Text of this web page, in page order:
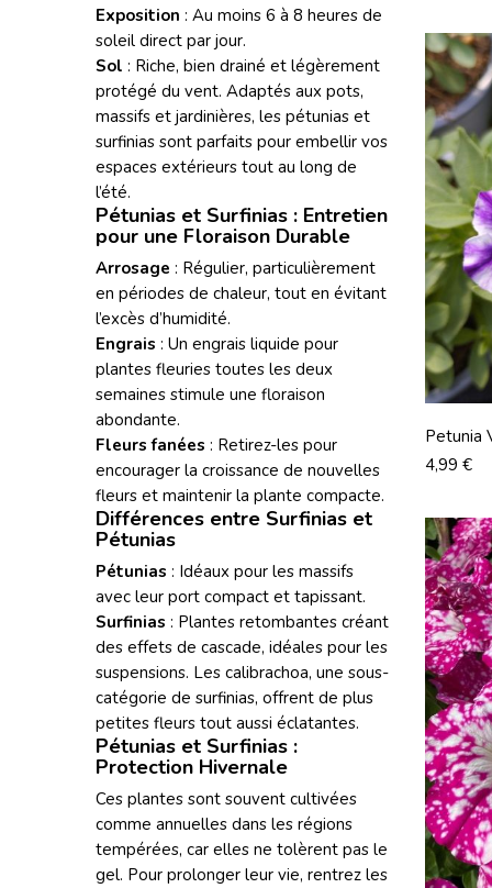
Exposition : Au moins 6 à 8 heures de
soleil direct par jour.
Sol : Riche, bien drainé et légèrement
protégé du vent. Adaptés aux pots,
massifs et jardinières, les pétunias et
surfinias sont parfaits pour embellir vos
espaces extérieurs tout au long de
l’été.
Pétunias et Surfinias : Entretien
pour une Floraison Durable
Arrosage : Régulier, particulièrement
en périodes de chaleur, tout en évitant
l’excès d’humidité.
Engrais : Un engrais liquide pour
plantes fleuries toutes les deux
semaines stimule une floraison
abondante.
Fleurs fanées : Retirez-les pour
encourager la croissance de nouvelles
fleurs et maintenir la plante compacte.
Différences entre Surfinias et
Pétunias
Pétunias : Idéaux pour les massifs
avec leur port compact et tapissant.
Surfinias : Plantes retombantes créant
des effets de cascade, idéales pour les
suspensions. Les calibrachoa, une sous-
catégorie de surfinias, offrent de plus
petites fleurs tout aussi éclatantes.
Pétunias et Surfinias :
Protection Hivernale
Ces plantes sont souvent cultivées
comme annuelles dans les régions
tempérées, car elles ne tolèrent pas le
gel. Pour prolonger leur vie, rentrez les
Petunia
Prix
4,99 €